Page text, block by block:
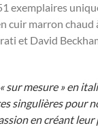
exemplaires
cuir marron chaud
et David
sur mesure » en
singulières pour
en créant leur